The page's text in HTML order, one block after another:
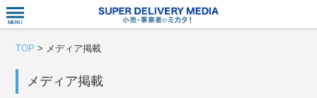
TOP > メディア掲載
メディア掲載